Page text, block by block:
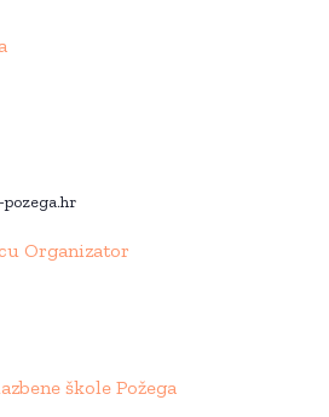
Organizator
škole Požega